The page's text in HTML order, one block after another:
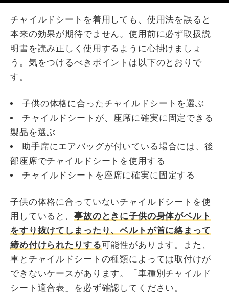
チャイルドシートを着用しても、使用法を誤ると
本来の効果が期待でません。使用前に必ず取扱説
明書を読み正しく使用するように心掛けましょ
う。気をつけるべきポイントは以下のとおりで
す。
子供の体格に合ったチャイルドシートを選ぶ
チャイルドシートが、座席に確実に固定できる
製品を選ぶ
助手席にエアバッグが付いている場合には、後
部座席でチャイルドシートを使用する
チャイルドシートを座席に確実に固定する
子供の体格に合っていないチャイルドシートを使
用していると、 事故のときに子供の身体がベルト
をすり抜けてしまったり、ベルトが首に絡まって
締め付けられたりする可能性があります。また、
車とチャイルドシートの種類によっては取付けが
できないケースがあります。「車種別チャイルド
シート適合表」を必ず確認してください。